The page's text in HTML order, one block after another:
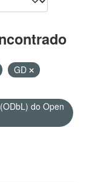
GD
do Open